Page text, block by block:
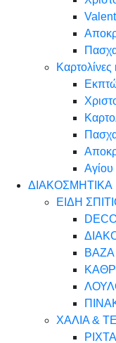
Καρτολίνες
Αγίου
ΔΙΑΚΟΣΜΗΤΙΚΑ
ΕΙΔΗ
ΒΑΖΑ
ΧΑΛΙΑ &